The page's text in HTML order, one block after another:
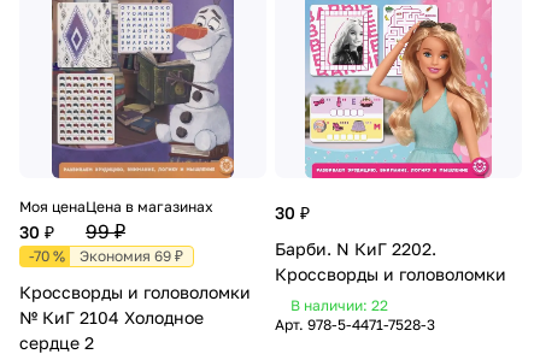
Моя цена
30 ₽
Цена в магазинах
99 ₽
-70 % Экономия 69 ₽
Кроссворды и головоломки
№ КиГ 2104 Холодное
сердце 2
30 ₽
Барби. N КиГ 2202.
Кроссворды и головоломки
В наличии: 22
Арт. 978-5-4471-7528-3